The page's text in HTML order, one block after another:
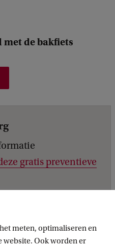
met de bakfiets
gratis preventieve
meten, optimaliseren en
website. Ook worden er